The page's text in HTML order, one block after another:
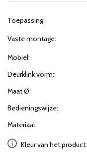
Toepassing:
Vaste montage:
Mobiel:
Deurklink vorm:
Maat Ø:
Bedieningswijze:
Materiaal:
Kleur van het product: